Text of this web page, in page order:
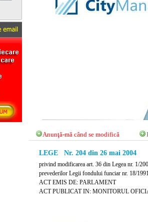
Anunţă-mă când se modifică
LEGE Nr. 204 din 26 mai 2004
privind modificarea art. 36 din Legea nr. 1/
prevederilor Legii fondului funciar nr. 18/
ACT EMIS DE: PARLAMENT
ACT PUBLICAT IN: MONITORUL